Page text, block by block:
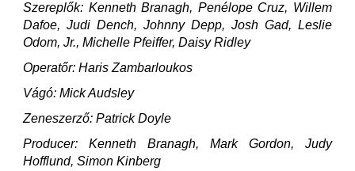
Szereplők: Kenneth Branagh, Penélope Cruz, Willem
Dafoe, Judi Dench, Johnny Depp, Josh Gad, Leslie
Odom, Jr., Michelle Pfeiffer, Daisy Ridley
Operatőr: Haris Zambarloukos
Vágó: Mick Audsley
Zeneszerző: Patrick Doyle
Producer: Kenneth Branagh, Mark Gordon, Judy
Hofflund, Simon Kinberg